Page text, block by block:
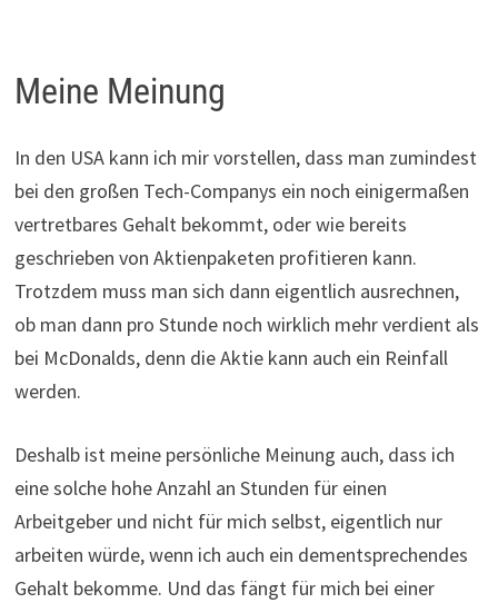
Meine Meinung
In den USA kann ich mir vorstellen, dass man zumindest
bei den großen Tech-Companys ein noch einigermaßen
vertretbares Gehalt bekommt, oder wie bereits
geschrieben von Aktienpaketen profitieren kann.
Trotzdem muss man sich dann eigentlich ausrechnen,
ob man dann pro Stunde noch wirklich mehr verdient als
bei McDonalds, denn die Aktie kann auch ein Reinfall
werden.
Deshalb ist meine persönliche Meinung auch, dass ich
eine solche hohe Anzahl an Stunden für einen
Arbeitgeber und nicht für mich selbst, eigentlich nur
arbeiten würde, wenn ich auch ein dementsprechendes
Gehalt bekomme. Und das fängt für mich bei einer